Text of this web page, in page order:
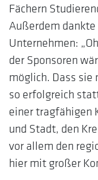
Fächern
Außerdem
Unternehmen:
der Sponsoren
möglich. Dass sie
so erfolgreich
einer tragfähigen
und Stadt, den
vor allem den
hier mit großer